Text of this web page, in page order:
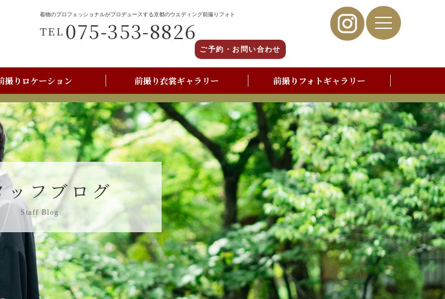
着物のプロフェッショナルがプロデュースする京都のウエディング前撮りフォト
TEL 075-353-8826
ご予約・お問い合わせ
撮りロケーション 前撮り衣裳ギャラリー 前撮りフォトギャラリー
京都美翔苑店舗情報 写真撮影よくあるご質問
ッフブログ
Staff Blog